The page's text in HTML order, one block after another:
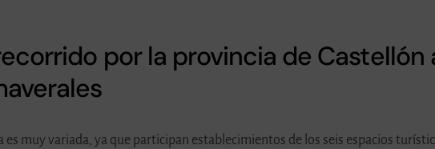
por la provincia de Castellón
es muy variada, ya que participan establecimientos de los seis espacios